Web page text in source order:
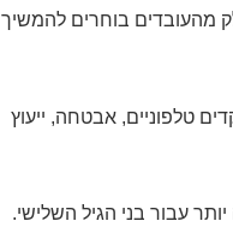
מהעובדים בוחרים להמשיך
טלפוניים, אבטחה, ייעוץ
עבור בני הגיל השלישי.